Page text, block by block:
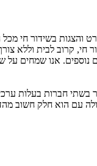
והצגות בשידור חי מכל
קרוב לבית וללא
נוספים. אנו שמחים על
בשתי חברות בעלות
עם הוא חלק חשוב